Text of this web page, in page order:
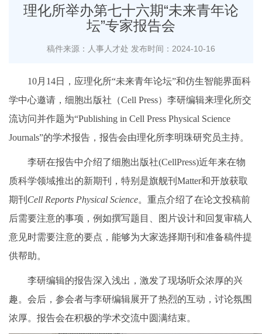
理化所举办第七十六期“未来青年论
坛”专家报告会
稿件来源：人事人才处 发布时间：2024-10-16
10月14日，应理化所“未来青年论坛”和仿生智能界面科
学中心邀请，细胞出版社（Cell Press）李研编辑来理化所交
流访问并作题为“Publishing in Cell Press Physical Science
Journals”的学术报告，报告会由理化所李明珠研究员主持。
李研在报告中介绍了细胞出版社(CellPress)近年来在物
质科学领域推出的新期刊，特别是旗舰刊Matter和开放获取
期刊 Cell Reports Physical Science。重点介绍了在论文投稿前
后需要注意的事项，例如撰写题目、图片设计和回复审稿人
意见时需要注意的要点，能够为大家选择期刊和准备稿件提
供帮助。
李研编辑的报告深入浅出，激发了现场听众浓厚的兴
趣。会后，参会者与李研编辑展开了热烈的互动，讨论氛围
浓厚。报告会在积极的学术交流中圆满结束。